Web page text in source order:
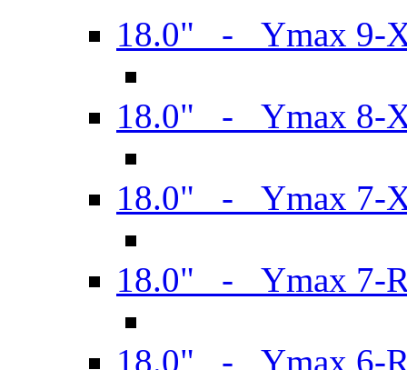
18.0" - Ymax 9-
18.0" - Ymax 8-
18.0" - Ymax 7-
18.0" - Ymax 7-
18.0" - Ymax 6-